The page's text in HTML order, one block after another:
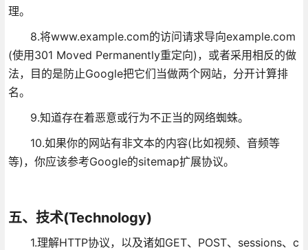
理。
8.将www.example.com的访问请求导向example.com
(使用301 Moved Permanently重定向)，或者采用相反的做
法，目的是防止Google把它们当做两个网站，分开计算排
名。
9.知道存在着恶意或行为不正当的网络蜘蛛。
10.如果你的网站有非文本的内容(比如视频、音频等
等)，你应该参考Google的sitemap扩展协议。
五、技术(Technology)
1.理解HTTP协议，以及诸如GET、POST、sessions、c